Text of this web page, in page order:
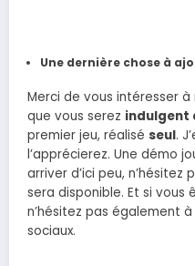
Une dernière chose à
Merci de vous intéresser
que vous serez indulgent
premier jeu, réalisé seul.
l’apprécierez. Une démo
arriver d’ici peu,
sera disponible. Et si vous
n’hésitez pas également
sociaux.